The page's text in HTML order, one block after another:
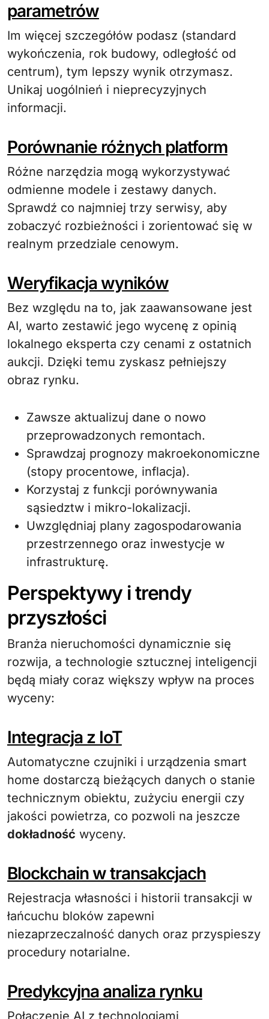
parametrów
Im więcej szczegółów podasz (standard
wykończenia, rok budowy, odległość od
centrum), tym lepszy wynik otrzymasz.
Unikaj uogólnień i nieprecyzyjnych
informacji.
Porównanie różnych platform
Różne narzędzia mogą wykorzystywać
odmienne modele i zestawy danych.
Sprawdź co najmniej trzy serwisy, aby
zobaczyć rozbieżności i zorientować się w
realnym przedziale cenowym.
Weryfikacja wyników
Bez względu na to, jak zaawansowane jest
AI, warto zestawić jego wycenę z opinią
lokalnego eksperta czy cenami z ostatnich
aukcji. Dzięki temu zyskasz pełniejszy
obraz rynku.
Zawsze aktualizuj dane o nowo
przeprowadzonych remontach.
Sprawdzaj prognozy makroekonomiczne
(stopy procentowe, inflacja).
Korzystaj z funkcji porównywania
sąsiedztw i mikro-lokalizacji.
Uwzględniaj plany zagospodarowania
przestrzennego oraz inwestycje w
infrastrukturę.
Perspektywy i trendy
przyszłości
Branża nieruchomości dynamicznie się
rozwija, a technologie sztucznej inteligencji
będą miały coraz większy wpływ na proces
wyceny:
Integracja z IoT
Automatyczne czujniki i urządzenia smart
home dostarczą bieżących danych o stanie
technicznym obiektu, zużyciu energii czy
jakości powietrza, co pozwoli na jeszcze
dokładność wyceny.
Blockchain w transakcjach
Rejestracja własności i historii transakcji w
łańcuchu bloków zapewni
niezaprzeczalność danych oraz przyspieszy
procedury notarialne.
Predykcyjna analiza rynku
Połączenie AI z technologiami